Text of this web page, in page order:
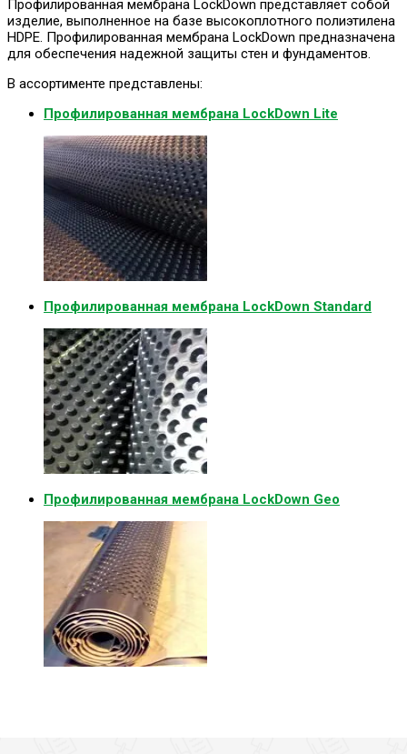
Профилированная мембрана LockDown представляет собой
изделие, выполненное на базе высокоплотного полиэтилена
HDPE. Профилированная мембрана LockDown предназначена
для обеспечения надежной защиты стен и фундаментов.
В ассортименте представлены:
Профилированная мембрана LockDown Lite
Профилированная мембрана LockDown Standard
Профилированная мембрана LockDown Geo